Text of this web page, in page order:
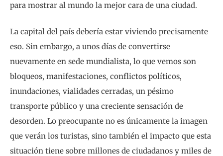
para mostrar al mundo la mejor cara de una ciudad.
La capital del país debería estar viviendo precisamente
eso. Sin embargo, a unos días de convertirse
nuevamente en sede mundialista, lo que vemos son
bloqueos, manifestaciones, conflictos políticos,
inundaciones, vialidades cerradas, un pésimo
transporte público y una creciente sensación de
desorden. Lo preocupante no es únicamente la imagen
que verán los turistas, sino también el impacto que esta
situación tiene sobre millones de ciudadanos y miles de